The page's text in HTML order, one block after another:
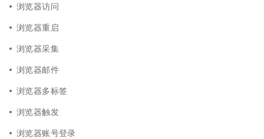
浏览器访问
浏览器重启
浏览器采集
浏览器邮件
浏览器多标签
浏览器触发
浏览器账号登录